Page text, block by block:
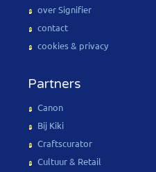
over Signifier
contact
cookies & privacy
Partners
Canon
Bij Kiki
Craftscurator
Cultuur & Retail